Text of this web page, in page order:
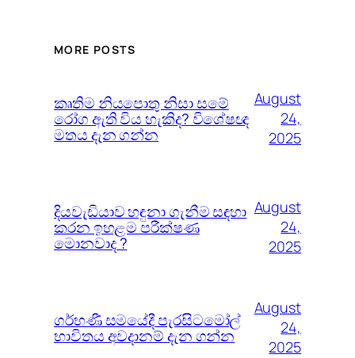
MORE POSTS
කෘතිම නියපොතු නිසා සමේ
රෝග ඇති විය හැකිද? විශේෂඥ
මතය දැන ගන්න
August
24,
2025
දියවැඩියාව හඳුනා ගැනීම සඳහා
කරන ඉහළම පරීක්ෂණ
මොනවාද ?
August
24,
2025
ගර්භණී සමයේදී පැරසිටමෝල්
භාවිතය අවදානම් දැන ගන්න
August
24,
2025